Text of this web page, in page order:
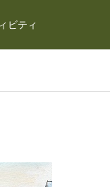
ビティ